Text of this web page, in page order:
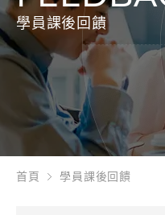
學員課後回饋
首頁 學員課後回饋